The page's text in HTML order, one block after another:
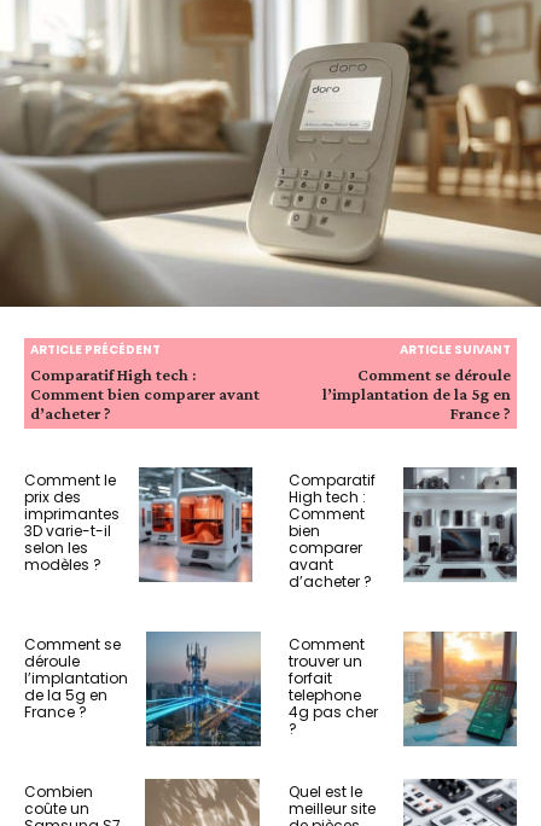
ARTICLE PRÉCÉDENT
Comparatif High tech :
Comment bien comparer avant
d’acheter ?
ARTICLE SUIVANT
Comment se déroule
l’implantation de la 5g en
France ?
Comment le
prix des
imprimantes
3D varie-t-il
selon les
modèles ?
Comparatif
High tech :
Comment
bien
comparer
avant
d’acheter ?
Comment se
déroule
l’implantation
de la 5g en
France ?
Comment
trouver un
forfait
telephone
4g pas cher
?
Combien
coûte un
Quel est le
meilleur site